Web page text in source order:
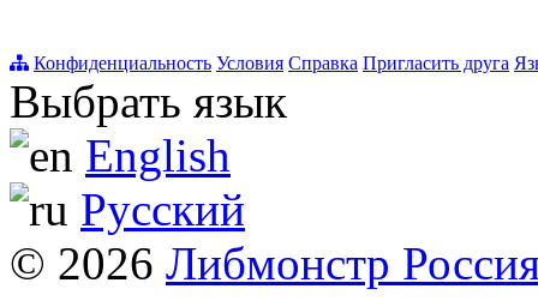
Конфиденциальность Условия Справка Пригласить друга
Выбрать язык
English
Русский
© 2026 Либмонстр